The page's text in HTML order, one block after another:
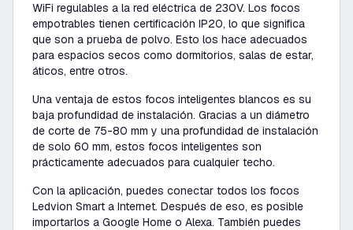
WiFi regulables a la red eléctrica de 230V. Los focos
empotrables tienen certificación IP20, lo que significa
que son a prueba de polvo. Esto los hace adecuados
para espacios secos como dormitorios, salas de estar,
áticos, entre otros.
Una ventaja de estos focos inteligentes blancos es su
baja profundidad de instalación. Gracias a un diámetro
de corte de 75-80 mm y una profundidad de instalación
de solo 60 mm, estos focos inteligentes son
prácticamente adecuados para cualquier techo.
Con la aplicación, puedes conectar todos los focos
Ledvion Smart a Internet. Después de eso, es posible
importarlos a Google Home o Alexa. También puedes